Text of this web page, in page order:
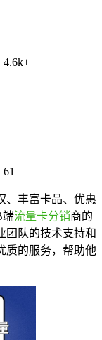
4.6k+
61
、丰富卡品、优惠
端流量卡分销商的
团队的技术支持和
质的服务，帮助他